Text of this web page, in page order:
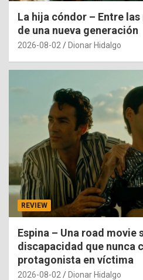
La hija cóndor – Entre
de una nueva generación
2026-08-02 Dionar Hidalgo
REVIEW
Espina – Una road movie
discapacidad que nunca
protagonista en víctima
2026-08-02 Dionar Hidalgo